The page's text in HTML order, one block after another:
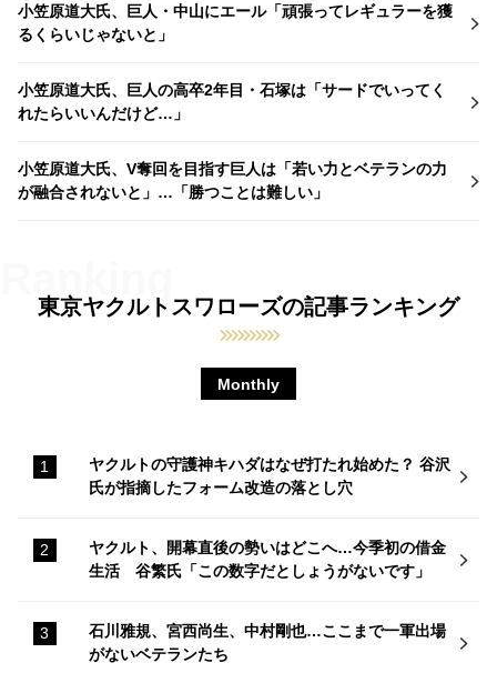
小笠原道大氏、巨人・中山にエール「頑張ってレギュラーを獲
るくらいじゃないと」
小笠原道大氏、巨人の高卒2年目・石塚は「サードでいってく
れたらいいんだけど…」
小笠原道大氏、V奪回を目指す巨人は「若い力とベテランの力
が融合されないと」…「勝つことは難しい」
東京ヤクルトスワローズの記事ランキング
Monthly
ヤクルトの守護神キハダはなぜ打たれ始めた？ 谷沢
氏が指摘したフォーム改造の落とし穴
ヤクルト、開幕直後の勢いはどこへ…今季初の借金
生活 谷繁氏「この数字だとしょうがないです」
石川雅規、宮西尚生、中村剛也…ここまで一軍出場
がないベテランたち